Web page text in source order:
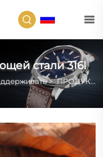
стали 316l
>ПРОДУКТОВЫЙ КЕЙС